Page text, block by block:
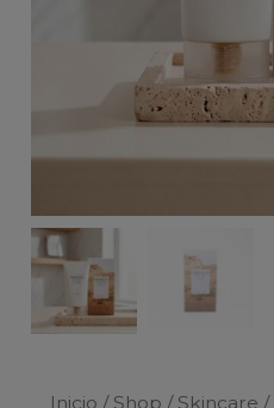
Inicio / Shop / Skincare /